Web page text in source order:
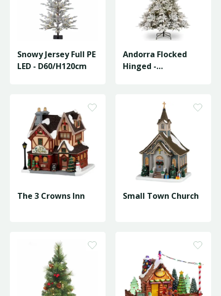
Snowy Jersey Full PE
LED - D60/H120cm
Andorra Flocked
Hinged -
The 3 Crowns Inn Small Town Church